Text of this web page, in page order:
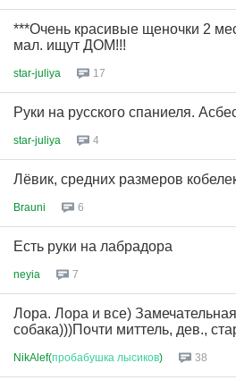
***Очень красивые щеночки 2
мал. ищут ДОМ!!!
star-juliya 17
Руки на русского спаниеля.
star-juliya 4
Лёвик, средних размеров
Brauni 6
Есть руки на лабрадора
neyia 7
Лора. Лора и все) Замечательная
собака)))Почти миттель, дев.,
NikAlef(пробабушка лысиков) 38